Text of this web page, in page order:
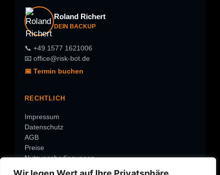
Roland Richert
DEIN BACKUP
📞 +49 1577 1621006
📧 office@risk-bot.de
📅 Termin buchen
RECHTLICH
Impressum
Datenschutz
AGB
Preise
Nutzungsbedingungen